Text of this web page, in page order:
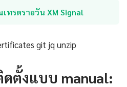
ทรดรายวัน XM Signal
git jq unzip
ตั้งแบบ manual: